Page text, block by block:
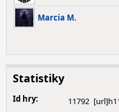
Marcia M.
Statistiky
Id hry:
11792